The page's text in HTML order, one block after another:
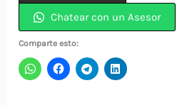
Gasolina
1.0KW
EGG1000-
II
Chatear con un Asesor
Comparte esto: